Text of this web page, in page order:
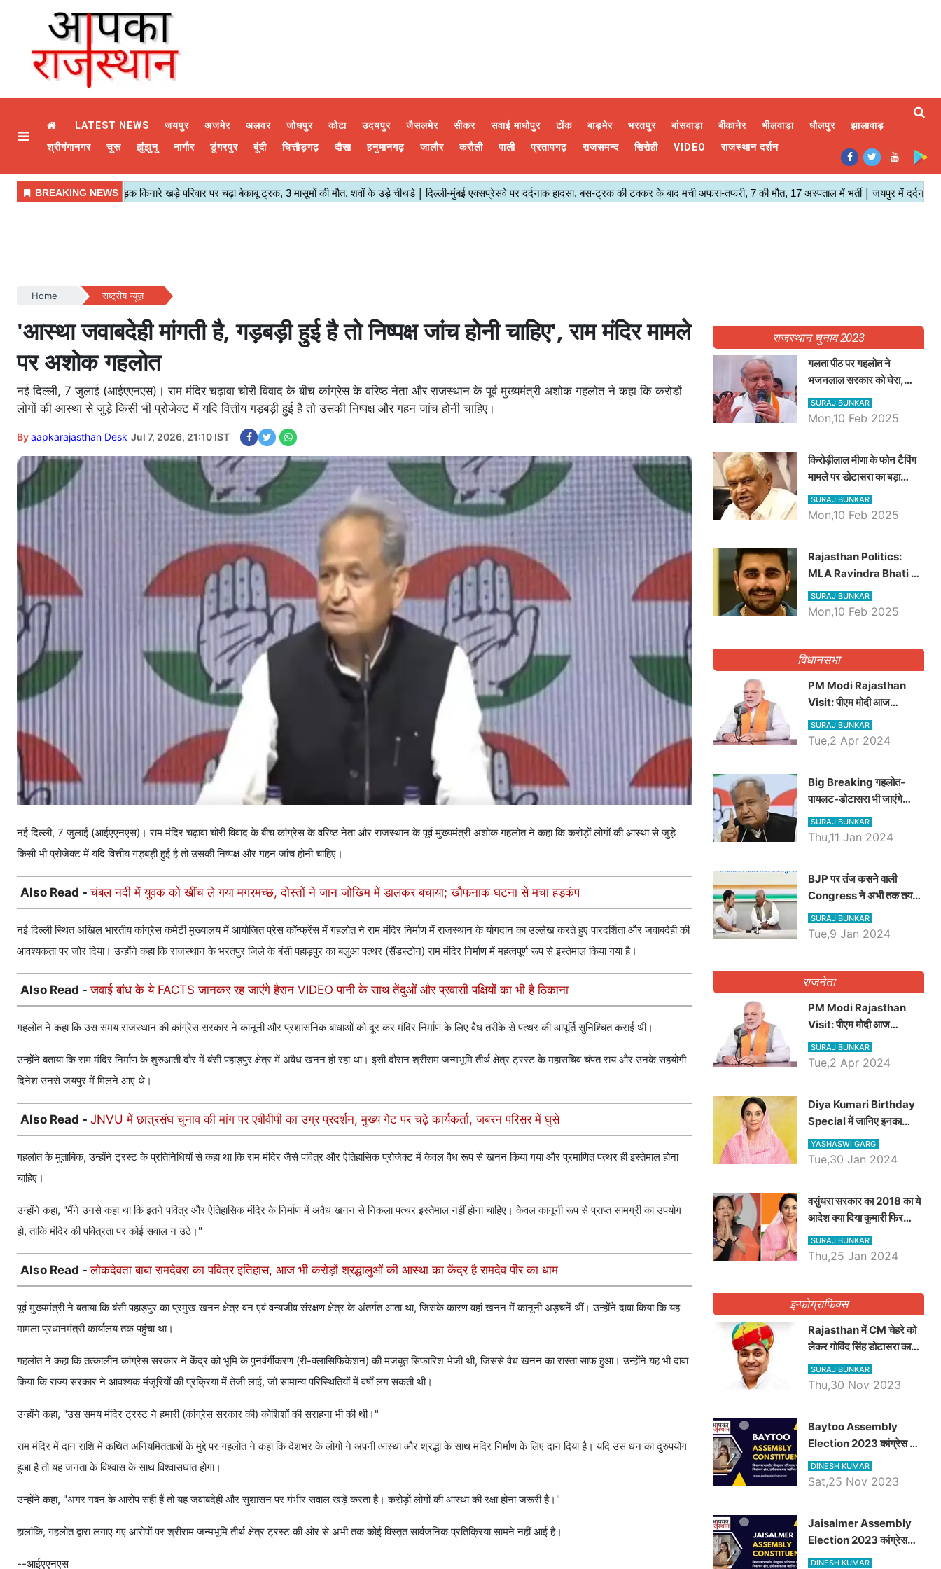
LATEST NEWS जयपुर अजमेर अलवर जोधपुर कोटा उदयपुर जैसलमेर सीकर सवाई माधोपुर टोंक बाड़मेर भरतपुर बांसवाड़ा बीकानेर भीलवाड़ा धौलपुर
झालावाड़
श्रीगंगानगर
चूरू झुंझुनू नागौर डूंगरपुर बूंदी चित्तौड़गढ़ दौसा हनुमानगढ़ जालौर करौली पाली प्रतापगढ़ राजसमन्द सिरोही VIDEO राजस्थान दर्शन
Home राष्ट्रीय न्यूज़
'आस्था जवाबदेही मांगती है, गड़बड़ी हुई है तो निष्पक्ष जांच होनी चाहिए', राम मंदिर मामले
पर अशोक गहलोत
नई दिल्ली, 7 जुलाई (आईएएनएस)। राम मंदिर चढ़ावा चोरी विवाद के बीच कांग्रेस के वरिष्ठ नेता और राजस्थान के पूर्व मुख्यमंत्री अशोक गहलोत ने कहा कि करोड़ों
लोगों की आस्था से जुड़े किसी भी प्रोजेक्ट में यदि वित्तीय गड़बड़ी हुई है तो उसकी निष्पक्ष और गहन जांच होनी चाहिए।
Byaapkarajasthan Desk Jul 7, 2026, 21:10 IST
नई दिल्ली, 7 जुलाई (आईएएनएस)। राम मंदिर चढ़ावा चोरी विवाद के बीच कांग्रेस के वरिष्ठ नेता और राजस्थान के पूर्व मुख्यमंत्री अशोक गहलोत ने कहा कि करोड़ों लोगों की आस्था से जुड़े
किसी भी प्रोजेक्ट में यदि वित्तीय गड़बड़ी हुई है तो उसकी निष्पक्ष और गहन जांच होनी चाहिए।
Also Read -चंबल नदी में युवक को खींच ले गया मगरमच्छ, दोस्तों ने जान जोखिम में डालकर बचाया; खौफनाक घटना से मचा हड़कंप
नई दिल्ली स्थित अखिल भारतीय कांग्रेस कमेटी मुख्यालय में आयोजित प्रेस कॉन्फ्रेंस में गहलोत ने राम मंदिर निर्माण में राजस्थान के योगदान का उल्लेख करते हुए पारदर्शिता और जवाबदेही की
आवश्यकता पर जोर दिया। उन्होंने कहा कि राजस्थान के भरतपुर जिले के बंसी पहाड़पुर का बलुआ पत्थर (सैंडस्टोन) राम मंदिर निर्माण में महत्वपूर्ण रूप से इस्तेमाल किया गया है।
Also Read -जवाई बांध के ये FACTS जानकर रह जाएंगे हैरान VIDEO पानी के साथ तेंदुओं और प्रवासी पक्षियों का भी है ठिकाना
गहलोत ने कहा कि उस समय राजस्थान की कांग्रेस सरकार ने कानूनी और प्रशासनिक बाधाओं को दूर कर मंदिर निर्माण के लिए वैध तरीके से पत्थर की आपूर्ति सुनिश्चित कराई थी।
उन्होंने बताया कि राम मंदिर निर्माण के शुरुआती दौर में बंसी पहाड़पुर क्षेत्र में अवैध खनन हो रहा था। इसी दौरान श्रीराम जन्मभूमि तीर्थ क्षेत्र ट्रस्ट के महासचिव चंपत राय और उनके सहयोगी
दिनेश उनसे जयपुर में मिलने आए थे।
Also Read - JNVU में छात्रसंघ चुनाव की मांग पर एबीवीपी का उग्र प्रदर्शन, मुख्य गेट पर चढ़े कार्यकर्ता, जबरन परिसर में घुसे
गहलोत के मुताबिक, उन्होंने ट्रस्ट के प्रतिनिधियों से कहा था कि राम मंदिर जैसे पवित्र और ऐतिहासिक प्रोजेक्ट में केवल वैध रूप से खनन किया गया और प्रमाणित पत्थर ही इस्तेमाल होना
चाहिए।
उन्होंने कहा, "मैंने उनसे कहा था कि इतने पवित्र और ऐतिहासिक मंदिर के निर्माण में अवैध खनन से निकला पत्थर इस्तेमाल नहीं होना चाहिए। केवल कानूनी रूप से प्राप्त सामग्री का उपयोग
हो, ताकि मंदिर की पवित्रता पर कोई सवाल न उठे।"
Also Read -लोकदेवता बाबा रामदेवरा का पवित्र इतिहास, आज भी करोड़ों श्रद्धालुओं की आस्था का केंद्र है रामदेव पीर का धाम
पूर्व मुख्यमंत्री ने बताया कि बंसी पहाड़पुर का प्रमुख खनन क्षेत्र वन एवं वन्यजीव संरक्षण क्षेत्र के अंतर्गत आता था, जिसके कारण वहां खनन में कानूनी अड़चनें थीं। उन्होंने दावा किया कि यह
मामला प्रधानमंत्री कार्यालय तक पहुंचा था।
गहलोत ने कहा कि तत्कालीन कांग्रेस सरकार ने केंद्र को भूमि के पुनर्वर्गीकरण (री-क्लासिफिकेशन) की मजबूत सिफारिश भेजी थी, जिससे वैध खनन का रास्ता साफ हुआ। उन्होंने यह भी दावा
किया कि राज्य सरकार ने आवश्यक मंजूरियों की प्रक्रिया में तेजी लाई, जो सामान्य परिस्थितियों में वर्षों लग सकती थी।
उन्होंने कहा, "उस समय मंदिर ट्रस्ट ने हमारी (कांग्रेस सरकार की) कोशिशों की सराहना भी की थी।"
राम मंदिर में दान राशि में कथित अनियमितताओं के मुद्दे पर गहलोत ने कहा कि देशभर के लोगों ने अपनी आस्था और श्रद्धा के साथ मंदिर निर्माण के लिए दान दिया है। यदि उस धन का दुरुपयोग
हुआ है तो यह जनता के विश्वास के साथ विश्वासघात होगा।
उन्होंने कहा, "अगर गबन के आरोप सही हैं तो यह जवाबदेही और सुशासन पर गंभीर सवाल खड़े करता है। करोड़ों लोगों की आस्था की रक्षा होना जरूरी है।"
हालांकि, गहलोत द्वारा लगाए गए आरोपों पर श्रीराम जन्मभूमि तीर्थ क्षेत्र ट्रस्ट की ओर से अभी तक कोई विस्तृत सार्वजनिक प्रतिक्रिया सामने नहीं आई है।
--आईएएनएस
राजस्थान चुनाव 2023
गलता पीठ पर गहलोत ने
भजनलाल सरकार को घेरा,
Video में देखें अब तक बड़ी
खबरें
SURAJ BUNKAR
Mon,10 Feb 2025
किरोड़ीलाल मीणा के फोन टैपिंग
मामले पर डोटासरा का बड़ा
आरोप, वीडियो में देखें AZ बड़ी
खबरें
SURAJ BUNKAR
Mon,10 Feb 2025
Rajasthan Politics:
MLA Ravindra Bhati ने
प्रदेश की शिक्षा व्यवस्था पर
उठाए सवाल, Madan
SURAJ BUNKAR
Mon,10 Feb 2025
विधानसभा
PM Modi Rajasthan
Visit: पीएम मोदी आज
राजस्थान में कोटपूतली में करेंगे
विशाल रैली, एक सभा से 8 सीटों
SURAJ BUNKAR
Tue,2 Apr 2024
Big Breaking गहलोत-
पायलट-डोटासरा भी जाएंगे
अयोध्या, करेंगे रामलला के दर्शन
SURAJ BUNKAR
Thu,11 Jan 2024
BJP पर तंज कसने वाली
Congress ने अभी तक तय
नहीं किया नेता प्रतिपक्ष, जानें
कौन होगा दावेदार
SURAJ BUNKAR
Tue,9 Jan 2024
राजनेता
PM Modi Rajasthan
Visit: पीएम मोदी आज
राजस्थान में कोटपूतली में करेंगे
विशाल रैली, एक सभा से 8 सीटों
SURAJ BUNKAR
Tue,2 Apr 2024
Diya Kumari Birthday
Special में जानिए इनका
राजकुमारी से राजस्थान की
डिप्टी सीएम बनने तक का सफर,
YASHASWI GARG
Tue,30 Jan 2024
वसुंधरा सरकार का 2018 का ये
आदेश क्या दिया कुमारी फिर
करेंगी लागू? कांग्रेस सरकार ने
किया था निरस्त
SURAJ BUNKAR
Thu,25 Jan 2024
इन्फोग्राफिक्स
Rajasthan में CM चेहरे को
लेकर गोविंद सिंह डोटासरा का
बड़ा बयान आया सामने, जानें
विचार
SURAJ BUNKAR
Thu,30 Nov 2023
Baytoo Assembly
Election 2023 कांग्रेस से
हरीश चौधरी तो बालाराम मुंड होंगे
भाजपा उम्मीदवार, जानिये बायतू
DINESH KUMAR
Sat,25 Nov 2023
​​​​​​​Jaisalmer Assembly
Election 2023 कांग्रेस
रूपा राम मेघवाल तो छोटु सिंह
DINESH KUMAR